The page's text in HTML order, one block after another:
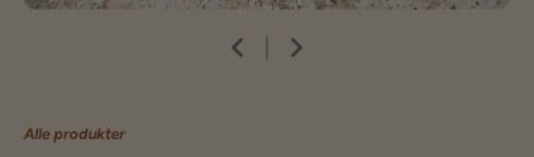
Alle produkter